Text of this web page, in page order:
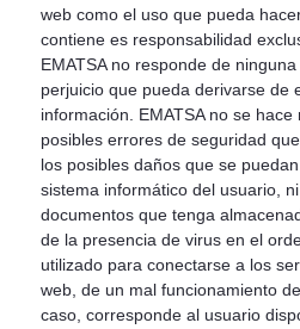
web como el uso que pueda
contiene es responsabilidad
EMATSA no responde de
perjuicio que pueda derivarse de
información. EMATSA no se
posibles errores de seguridad
los posibles daños que se
sistema informático del usuario,
documentos que tenga
de la presencia de virus en el
utilizado para conectarse a los
web, de un mal funcionamiento
caso, corresponde al usuario